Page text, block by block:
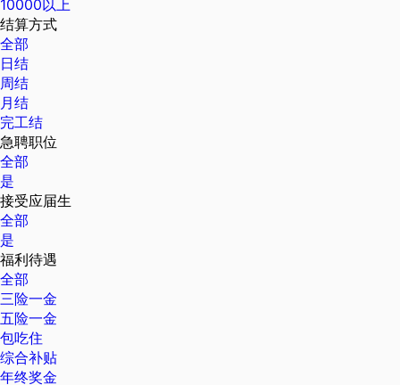
10000以上
结算方式
全部
日结
周结
月结
完工结
急聘职位
全部
是
接受应届生
全部
是
福利待遇
全部
三险一金
五险一金
包吃住
综合补贴
年终奖金